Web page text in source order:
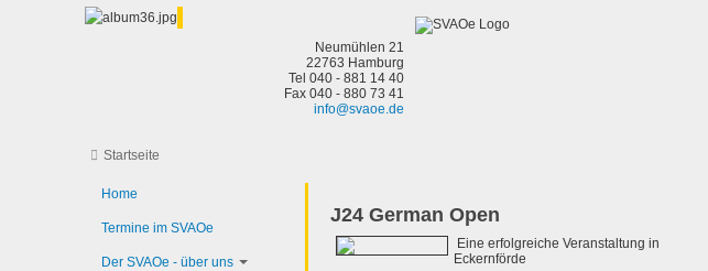
Neumühlen 21
22763 Hamburg
Tel 040 - 881 14 40
Fax 040 - 880 73 41
info@svaoe.de
Startseite
J24 German Open
Eine erfolgreiche Veranstaltung in
Eckernförde
Home
Termine im SVAOe
Der SVAOe - über uns